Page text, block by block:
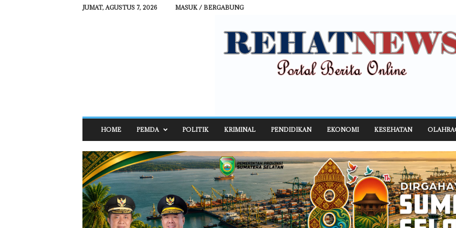
JUMAT, AGUSTUS 7, 2026 MASUK / BERGABUNG
H
A
T
N
E
W
S
HOME PEMDA POLITIK KRIMINAL PENDIDIKAN EKONOMI KESEHATAN